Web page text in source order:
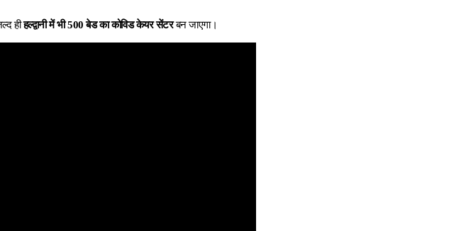
हीहल्द्वानी में भी 500 बेड का कोविड केयर सेंटरबन जाएगा।